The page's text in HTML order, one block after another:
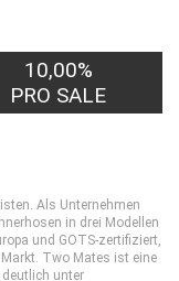
10,00%
PRO SALE
Als Unternehmen
in drei Modellen
und GOTS-zertifiziert,
Two Mates ist eine
deutlich unter